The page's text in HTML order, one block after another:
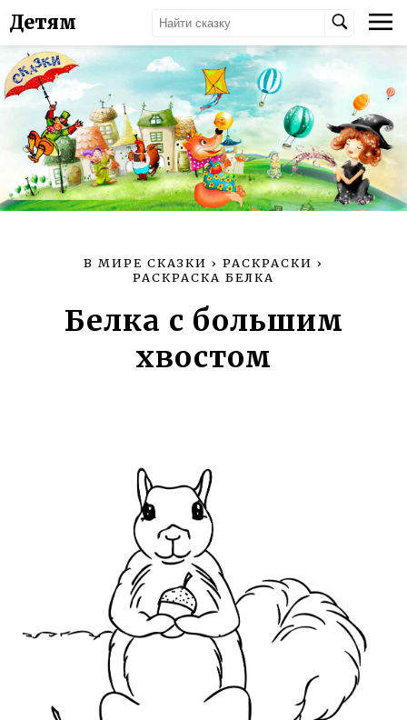
Детям
В МИРЕ СКАЗКИ › РАСКРАСКИ ›
РАСКРАСКА БЕЛКА
Белка с большим
хвостом